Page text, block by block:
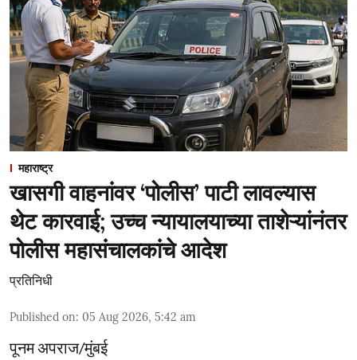
महाराष्ट्र
खासगी वाहनांवर ‘पोलीस’ पाटी लावल्यास
थेट कारवाई; उच्च न्यायालयाच्या ताशेऱ्यांनंतर
पोलीस महासंचालकांचे आदेश
प्रतिनिधी
Published on: 05 Aug 2026, 5:42 am
पूनम अपराज/मुंबई